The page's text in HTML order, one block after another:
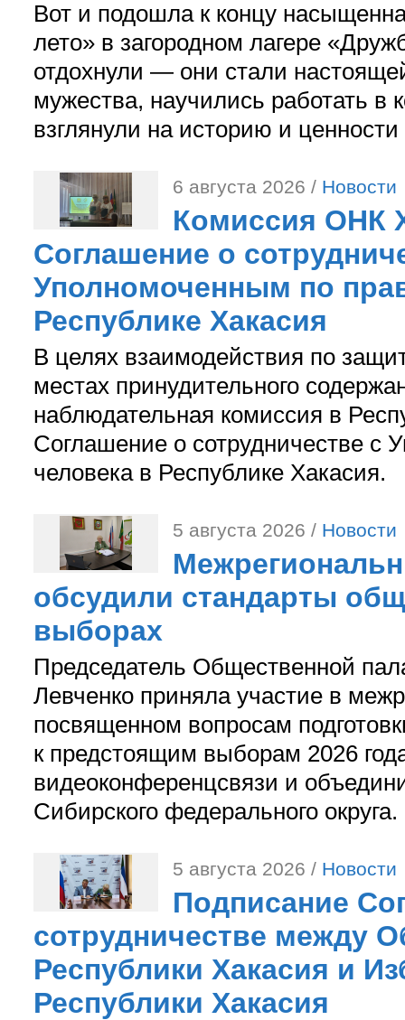
Вот и подошла к концу
лето» в загородном лагере
отдохнули — они стали
мужества, научились работать в
взглянули на историю и
6 августа 2026 / Новости
Комиссия ОНК
Соглашение о
Уполномоченным по
Республике Хакасия
В целях взаимодействия по
местах принудительного
наблюдательная комиссия в
Соглашение о сотрудничестве с
человека в Республике Хакасия.
5 августа 2026 / Новости
обсудили стандарты
выборах
Председатель Общественной
Левченко приняла участие в
посвященном вопросам
к предстоящим выборам 2026
видеоконференцсвязи и
Сибирского федерального округа.
5 августа 2026 / Новости
Подписание
сотрудничестве между
Республики Хакасия и
Республики Хакасия